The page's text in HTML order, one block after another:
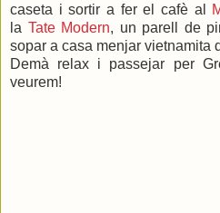
caseta i sortir a fer el cafè al
la Tate Modern, un parell de
sopar a casa menjar vietnamita
Demà relax i passejar per
veurem!